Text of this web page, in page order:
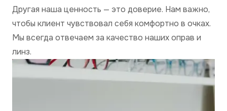
Другая наша ценность — это доверие. Нам важно,
чтобы клиент чувствовал себя комфортно в очках.
Мы всегда отвечаем за качество наших оправ и
линз.